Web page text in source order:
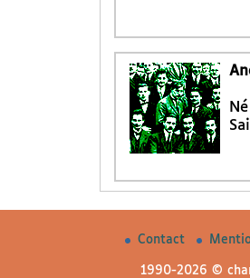
Contact
1990-2026 ©